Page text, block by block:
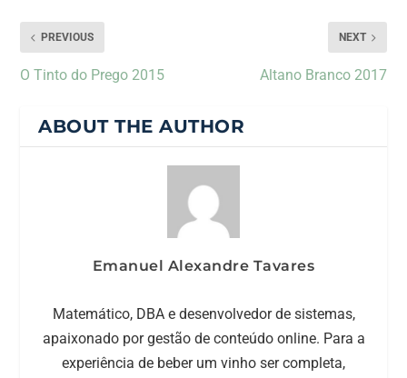
PREVIOUS
O Tinto do Prego 2015
NEXT
Altano Branco 2017
ABOUT THE AUTHOR
Emanuel Alexandre Tavares
Matemático, DBA e desenvolvedor de sistemas,
apaixonado por gestão de conteúdo online. Para a
experiência de beber um vinho ser completa,